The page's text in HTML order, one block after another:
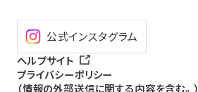
公式インスタグラム
ヘルプサイト
プライバシーポリシー
（情報の外部送信に関する内容を含む。）